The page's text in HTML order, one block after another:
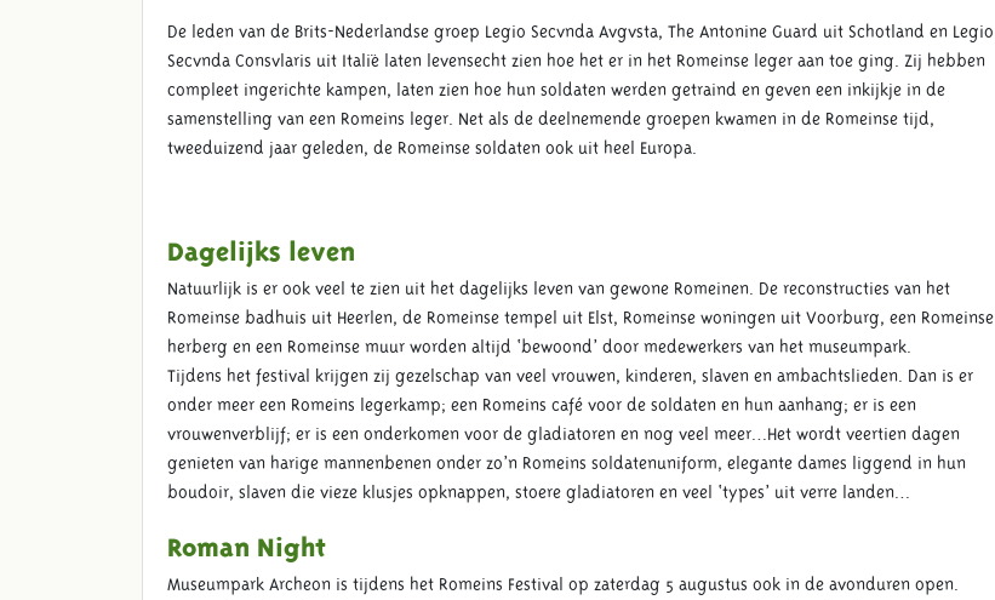
De leden van de Brits-Nederlandse groep Legio Secvnda Avgvsta, The Antonine Guard uit Schotland en Legio
Secvnda Consvlaris uit Italië laten levensecht zien hoe het er in het Romeinse leger aan toe ging. Zij hebben
compleet ingerichte kampen, laten zien hoe hun soldaten werden getraind en geven een inkijkje in de
samenstelling van een Romeins leger. Net als de deelnemende groepen kwamen in de Romeinse tijd,
tweeduizend jaar geleden, de Romeinse soldaten ook uit heel Europa.
Dagelijks leven
Natuurlijk is er ook veel te zien uit het dagelijks leven van gewone Romeinen. De reconstructies van het
Romeinse badhuis uit Heerlen, de Romeinse tempel uit Elst, Romeinse woningen uit Voorburg, een Romeinse
herberg en een Romeinse muur worden altijd ‘bewoond’ door medewerkers van het museumpark.
Tijdens het festival krijgen zij gezelschap van veel vrouwen, kinderen, slaven en ambachtslieden. Dan is er
onder meer een Romeins legerkamp; een Romeins café voor de soldaten en hun aanhang; er is een
vrouwenverblijf; er is een onderkomen voor de gladiatoren en nog veel meer…Het wordt veertien dagen
genieten van harige mannenbenen onder zo’n Romeins soldatenuniform, elegante dames liggend in hun
boudoir, slaven die vieze klusjes opknappen, stoere gladiatoren en veel ‘types’ uit verre landen…
Roman Night
Museumpark Archeon is tijdens het Romeins Festival op zaterdag 5 augustus ook in de avonduren open.